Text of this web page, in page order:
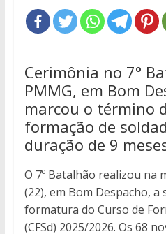
Cerimônia no 7°
PMMG, em Bom
marcou o término
formação de
duração de 9
O 7º Batalhão realizou na
(22), em Bom Despacho, a
formatura do Curso de
(CFSd) 2025/2026. Os 68